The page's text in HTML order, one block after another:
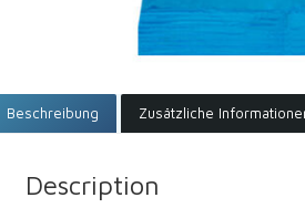
Beschreibung Zusätzliche
Description